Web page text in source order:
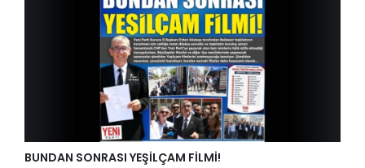
BUNDAN SONRASI YEŞİLÇAM FİLMİ!